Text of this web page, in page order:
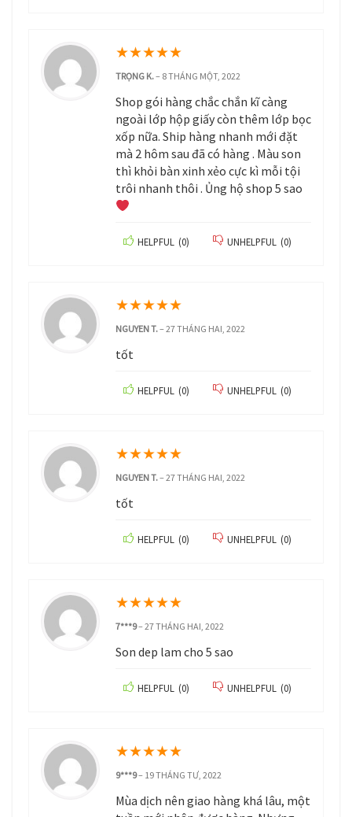
★★★★★
TRỌNG K.– 8 THÁNG MỘT, 2022
Shop gói hàng chắc chắn kĩ càng
ngoài lớp hộp giấy còn thêm lớp bọc
xốp nữa. Ship hàng nhanh mới đặt
mà 2 hôm sau đã có hàng . Màu son
thì khỏi bàn xinh xẻo cực kì mỗi tội
trôi nhanh thôi . Ủng hộ shop 5 sao
HELPFUL (0) UNHELPFUL (0)
★★★★★
NGUYEN T.–27 THÁNG HAI, 2022
tốt
HELPFUL (0) UNHELPFUL (0)
★★★★★
NGUYEN T.–27 THÁNG HAI, 2022
tốt
HELPFUL (0) UNHELPFUL (0)
★★★★★
7***9–27 THÁNG HAI, 2022
Son dep lam cho 5 sao
HELPFUL (0) UNHELPFUL (0)
★★★★★
9***9– 19 THÁNG TƯ, 2022
Mùa dịch nên giao hàng khá lâu, một